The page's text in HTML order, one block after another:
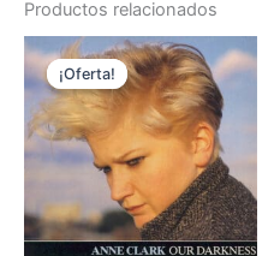
Productos relacionados
¡Oferta!
¡Oferta!